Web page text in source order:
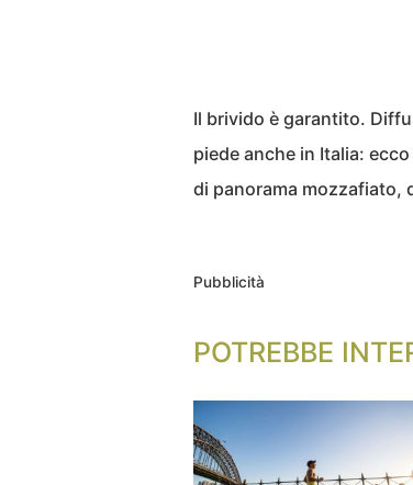
Il brivido è garantito.
piede anche in Italia: ecco
di panorama mozzafiato,
Pubblicità
POTREBBE